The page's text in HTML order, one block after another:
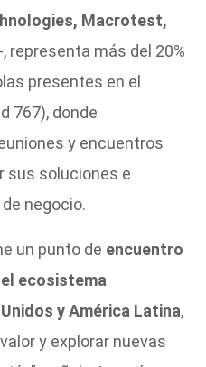
Macrotest,
-, representa más del 20%
presentes en el
767), donde
y encuentros
sus soluciones e
negocio.
un punto de encuentro
ecosistema
y América Latina,
y explorar nuevas